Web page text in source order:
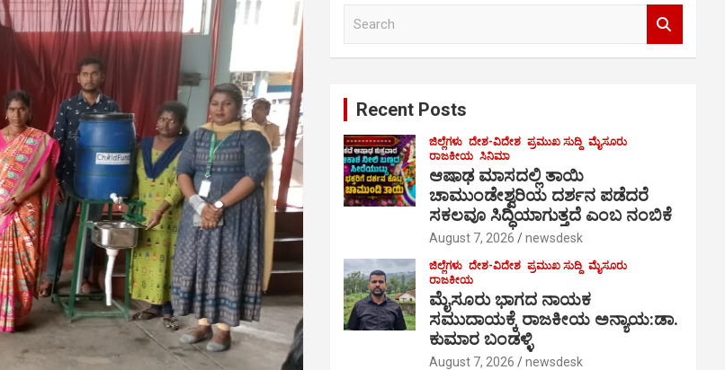
Recent Posts
ಜಿಲ್ಲೆಗಳು ದೇಶ-ವಿದೇಶ ಪ್ರಮುಖ ಸುದ್ದಿ ಮೈಸೂರು
ರಾಜಕೀಯ ಸಿನಿಮಾ
ಆಷಾಢ ಮಾಸದಲ್ಲಿ ತಾಯಿ
ಚಾಮುಂಡೇಶ್ವರಿಯ ದರ್ಶನ ಪಡೆದರೆ
ಸಕಲವೂ ಸಿದ್ಧಿಯಾಗುತ್ತದೆ ಎಂಬ ನಂಬಿಕೆ
August 7, 2026 newsdesk
ಜಿಲ್ಲೆಗಳು ದೇಶ-ವಿದೇಶ ಪ್ರಮುಖ ಸುದ್ದಿ ಮೈಸೂರು
ರಾಜಕೀಯ
ಮೈಸೂರು ಭಾಗದ ನಾಯಕ
ಸಮುದಾಯಕ್ಕೆ ರಾಜಕೀಯ ಅನ್ಯಾಯ:ಡಾ.
ಕುಮಾರ ಬಂಡಳ್ಳಿ
August 7, 2026 newsdesk